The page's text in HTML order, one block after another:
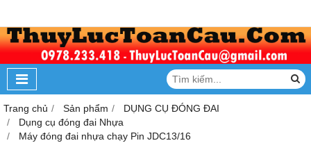
Trang chủ Sản phẩm
DỤNG CỤ ĐÓNG ĐAI
Dụng cụ đóng đai Nhựa
Máy đóng đai nhựa chạy Pin JDC13/16